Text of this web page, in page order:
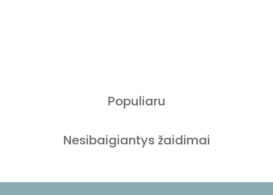
Populiaru
Nesibaigiantys žaidimai